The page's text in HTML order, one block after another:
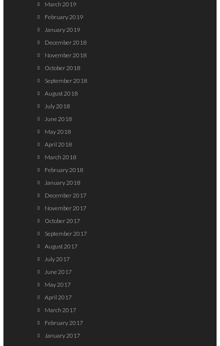
March 2019
February 2019
January 2019
December 2018
November 2018
October 2018
September 2018
August 2018
July 2018
June 2018
May 2018
April 2018
March 2018
February 2018
January 2018
December 2017
November 2017
October 2017
September 2017
August 2017
July 2017
June 2017
May 2017
April 2017
March 2017
February 2017
January 2017